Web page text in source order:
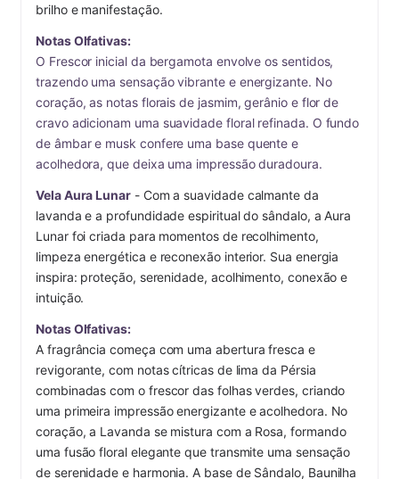
brilho e manifestação.
Notas Olfativas:
O Frescor inicial da bergamota envolve os sentidos,
trazendo uma sensação vibrante e energizante. No
coração, as notas florais de jasmim, gerânio e flor de
cravo adicionam uma suavidade floral refinada. O fundo
de âmbar e musk confere uma base quente e
acolhedora, que deixa uma impressão duradoura.
Vela Aura Lunar - Com a suavidade calmante da
lavanda e a profundidade espiritual do sândalo, a Aura
Lunar foi criada para momentos de recolhimento,
limpeza energética e reconexão interior. Sua energia
inspira: proteção, serenidade, acolhimento, conexão e
intuição.
Notas Olfativas:
A fragrância começa com uma abertura fresca e
revigorante, com notas cítricas de lima da Pérsia
combinadas com o frescor das folhas verdes, criando
uma primeira impressão energizante e acolhedora. No
coração, a Lavanda se mistura com a Rosa, formando
uma fusão floral elegante que transmite uma sensação
de serenidade e harmonia. A base de Sândalo, Baunilha